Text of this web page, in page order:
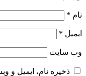
نام *
ایمیل *
وب‌ سایت
ذخیره نام، ایمیل و